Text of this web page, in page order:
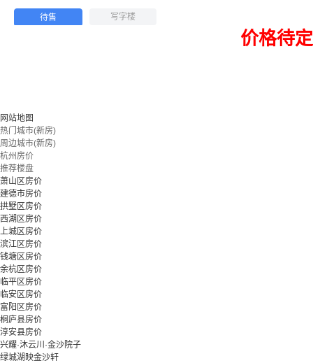
待售 写字楼
价格待定
网站地图
热门城市(新房)
周边城市(新房)
杭州房价
推荐楼盘
萧山区房价
建德市房价
拱墅区房价
西湖区房价
上城区房价
滨江区房价
钱塘区房价
余杭区房价
临平区房价
临安区房价
富阳区房价
桐庐县房价
淳安县房价
兴耀·沐云川·金沙院子
绿城湖映金沙轩